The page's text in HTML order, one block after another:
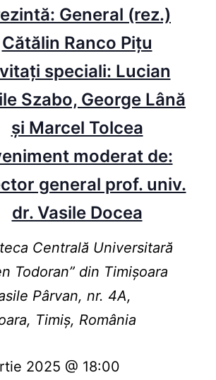
General (rez.)
Cătălin Ranco Piţu
speciali: Lucian
Szabo, George Lână
și Marcel Tolcea
moderat de:
general prof. univ.
dr. Vasile Docea
Centrală Universitară
Todoran” din Timişoara
Pârvan, nr. 4A,
Timiș, România
2025 @ 18:00